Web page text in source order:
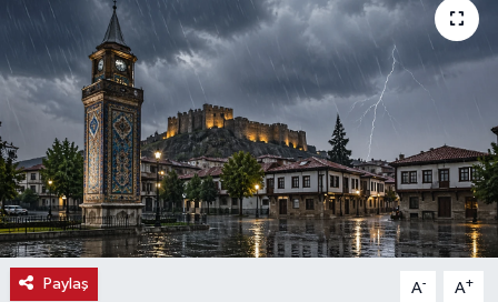
Paylaş A- A+
Haber
Haber İlanlar
Kültür-Sanat
Magazin
Resmi İlanlar